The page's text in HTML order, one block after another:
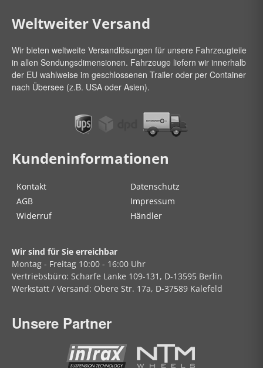
Weltweiter Versand
Wir bieten weltweite Versandlösungen für unsere Fahrzeugteile
in allen Sendungsdimensionen. Fahrzeuge liefern wir innerhalb
der EU wahlweise im geschlossenen Trailer oder per Container
nach Übersee (z.B. USA oder Asien).
Kundeninformationen
Kontakt
Datenschutz
AGB
Impressum
Widerruf
Händler
Wir sind für Sie erreichbar
Montag - Freitag 10:00 - 16:00 Uhr
Vertriebsbüro: Scharfe Lanke 109-131, D-13595 Berlin
Werkstatt / Versand: Obere Str. 17a, D-37589 Kalefeld
Unsere Partner